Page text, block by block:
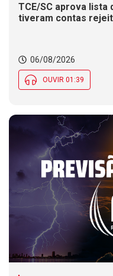
TCE/SC aprova lista
tiveram contas
06/08/2026
OUVIR 01:39